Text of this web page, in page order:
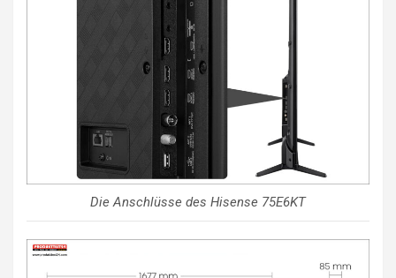
Die Anschlüsse des Hisense 75E6KT